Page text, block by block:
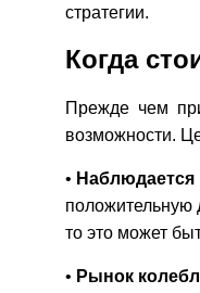
стратегии.
Когда
Прежде чем
возможности.
•
положительную
то это может
• Рынок